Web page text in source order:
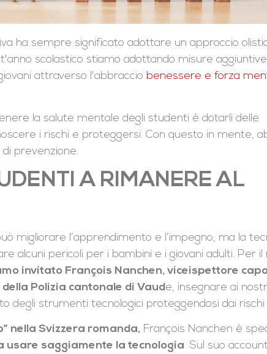
ha sempre significato adottare un approccio
scolastico stiamo adottando misure
attraverso l'abbraccio benessere e forza
la salute mentale degli studenti è dotarli delle
i rischi e proteggersi. Con questo in mente,
prevenzione.
A RIMANERE AL
migliorare l’apprendimento e l’impegno, ma la
alcuni pericoli per i bambini e i giovani adulti. Per il
invitato François Nanchen, viceispettore
Polizia cantonale di Vaude, insegnare ai
degli strumenti tecnologici proteggendosi dai rischi
nella Svizzera romanda, François Nanchen è
usare saggiamente la tecnologia. Sul suo